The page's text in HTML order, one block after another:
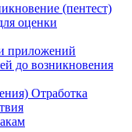
(пентест)
оценки
приложений
до возникновения
Отработка